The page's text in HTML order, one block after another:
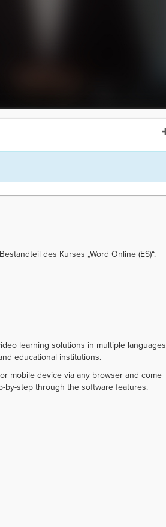
des Kurses „Word Online (ES)“.
learning solutions in multiple languages
educational institutions.
mobile device via any browser and come
by-step through the software features.